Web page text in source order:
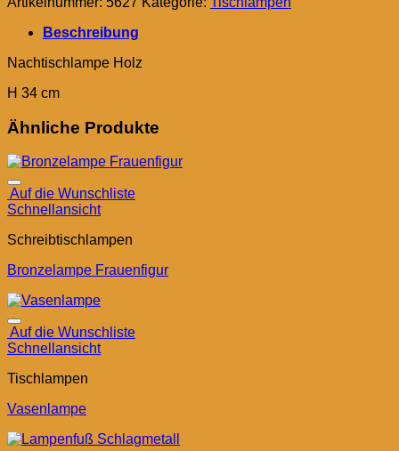
Beschreibung
Nachtischlampe Holz
H 34 cm
Ähnliche Produkte
Auf die Wunschliste
Schnellansicht
Schreibtischlampen
Bronzelampe Frauenfigur
Auf die Wunschliste
Schnellansicht
Tischlampen
Vasenlampe